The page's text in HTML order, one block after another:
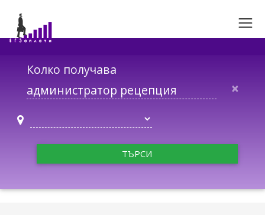
Колко получава
×
ТЪРСИ